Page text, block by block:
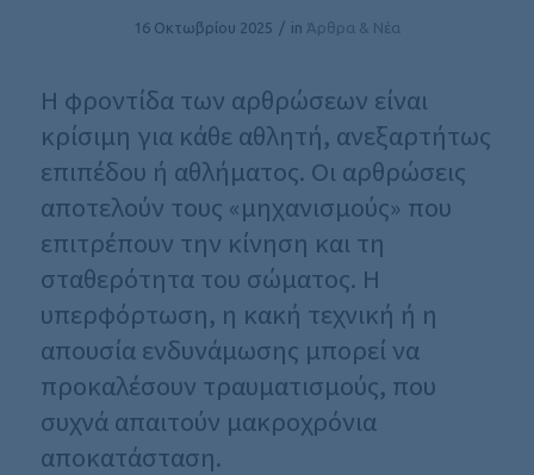
16 Οκτωβρίου 2025 / in Άρθρα & Νέα
Η φροντίδα των αρθρώσεων είναι
κρίσιμη για κάθε αθλητή, ανεξαρτήτως
επιπέδου ή αθλήματος. Οι αρθρώσεις
αποτελούν τους «μηχανισμούς» που
επιτρέπουν την κίνηση και τη
σταθερότητα του σώματος. Η
υπερφόρτωση, η κακή τεχνική ή η
απουσία ενδυνάμωσης μπορεί να
προκαλέσουν τραυματισμούς, που
συχνά απαιτούν μακροχρόνια
αποκατάσταση.